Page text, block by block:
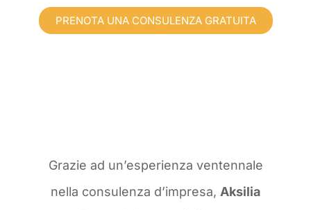
PRENOTA UNA CONSULENZA GRATUITA
Grazie ad un’esperienza ventennale
nella consulenza d’impresa, Aksilia